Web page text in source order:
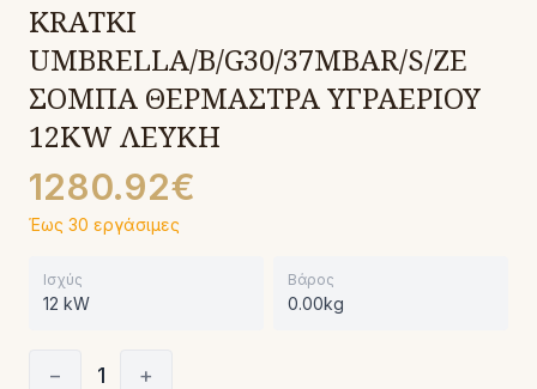
KRATKI
UMBRELLA/B/G30/37MBAR/S/ZE
ΣΟΜΠΑ ΘΕΡΜΑΣΤΡΑ ΥΓΡΑΕΡΙΟΥ
12KW ΛΕΥΚΗ
1280.92€
Έως 30 εργάσιμες
Ισχύς
12 kW
Βάρος
0.00kg
− 1 +